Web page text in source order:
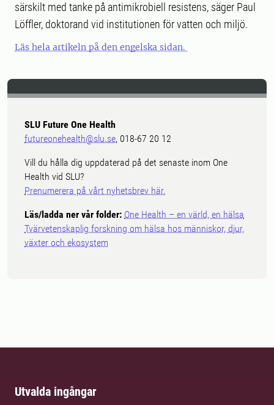
särskilt med tanke på antimikrobiell resistens, säger Paul
Löffler, doktorand vid institutionen för vatten och miljö.
Läs hela artikeln på den engelska sidan.
SLU Future One Health
futureonehealth@slu.se, 018-67 20 12
Vill du hålla dig uppdaterad på det senaste inom One
Health vid SLU?
Prenumerera på vårt nyhetsbrev här.
Läs/ladda ner vår folder: One Health – en värld, en hälsa
Tvärvetenskaplig forskning om hälsa hos människor, djur,
växter och ekosystem
Utvalda ingångar